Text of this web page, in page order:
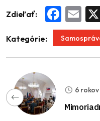
Zdieľať: Facebook
Email
Kategórie:
6